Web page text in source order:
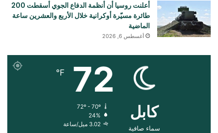
أعلنت روسيا أن أنظمة الدفاع الجوي أسقطت 200
طائرة مسيّرة أوكرانية خلال الأربع والعشرين ساعة
الماضية
أغسطس 6, 2026
کابل
سماء صافية
72
℉
72º - 70º
24%
3.02 ميل/ساعة